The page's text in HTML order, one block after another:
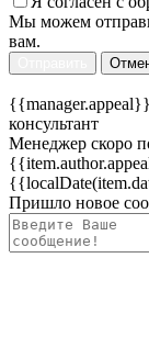
Мы можем
вам.
{{manager.appeal}}
консультант
Менеджер скоро
Пришло новое